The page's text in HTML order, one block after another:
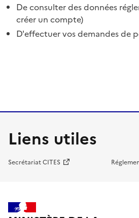
De consulter des données
créer un compte)
D'effectuer vos demandes de
Liens utiles
Secrétariat CITES